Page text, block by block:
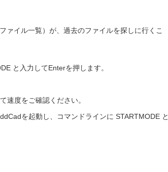
ァイル一覧）が、過去のファイルを探しに行くこ
と入力してEnterを押します。
速度をご確認ください。
を起動し、コマンドラインに STARTMODE と